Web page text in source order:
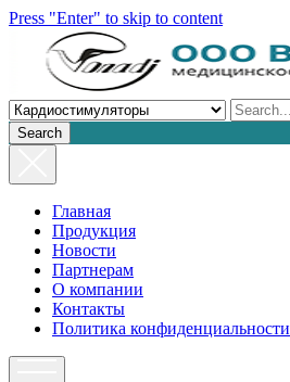
Press "Enter" to skip to content
Search
Главная
Продукция
Новости
Партнерам
О компании
Контакты
Политика конфиденциальности